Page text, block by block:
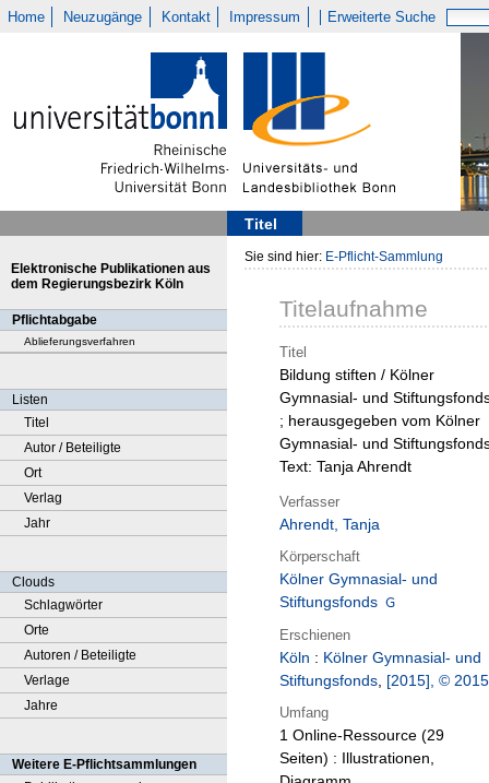
Home Neuzugänge Kontakt Impressum Erweiterte Suche
Titel
Elektronische Publikationen aus
dem Regierungsbezirk Köln
Pflichtabgabe
Ablieferungsverfahren
Listen
Titel
Autor / Beteiligte
Ort
Verlag
Jahr
Clouds
Schlagwörter
Orte
Autoren / Beteiligte
Verlage
Jahre
Weitere E-Pflichtsammlungen
Sie sind hier: E-Pflicht-Sammlung
Titelaufnahme
Titel
Bildung stiften / Kölner
Gymnasial- und
; herausgegeben vom Kölner
Gymnasial- und
Text: Tanja Ahrendt
Verfasser
Ahrendt, Tanja
Körperschaft
Kölner Gymnasial- und
Stiftungsfonds
Erschienen
Köln : Kölner Gymnasial- und
Stiftungsfonds, [2015], © 2015
Umfang
1 Online-Ressource (29
Seiten) : Illustrationen,